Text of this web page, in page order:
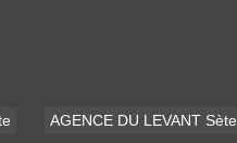
AGENCE DU LEVANT Sète